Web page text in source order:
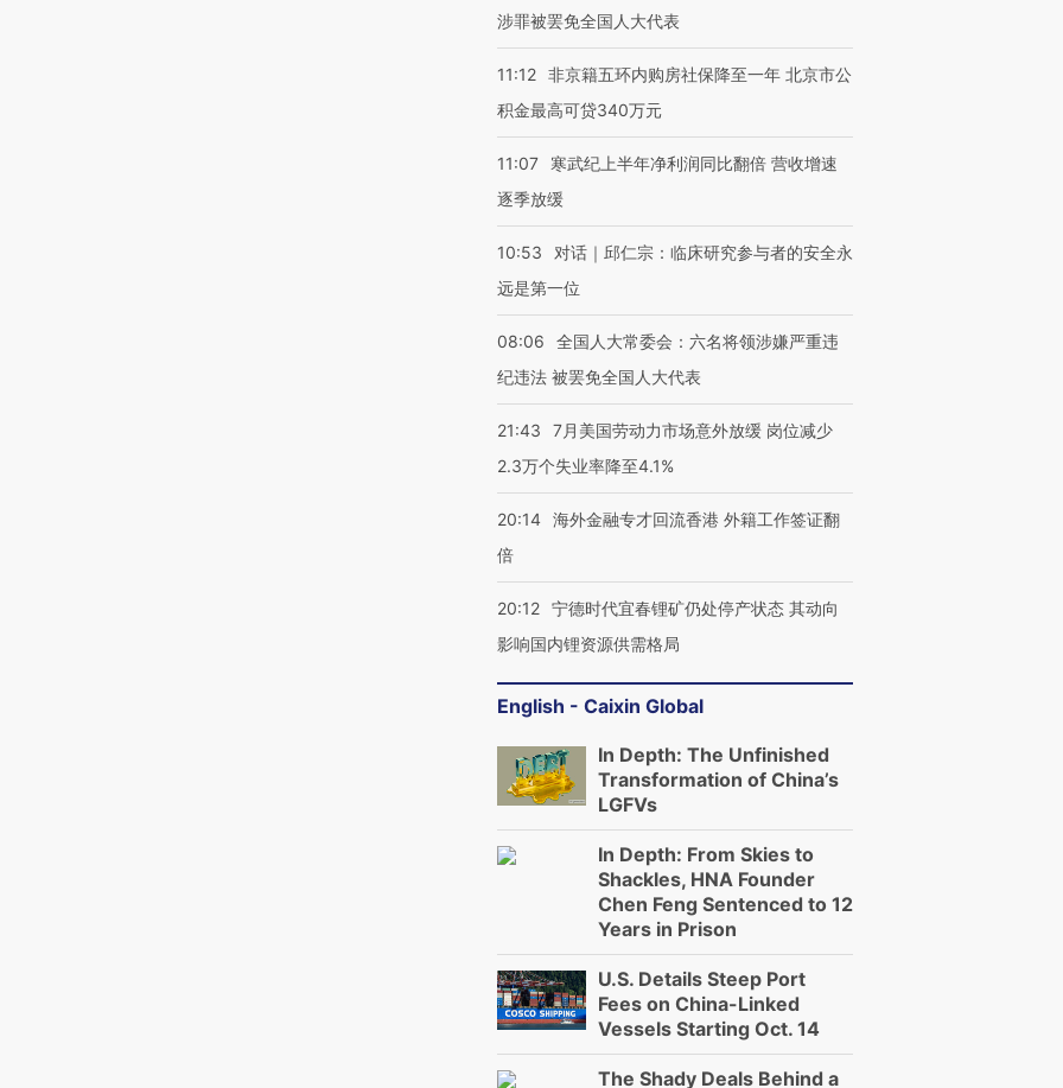
涉罪被罢免全国人大代表
11:12 非京籍五环内购房社保降至一年 北京市公
积金最高可贷340万元
11:07
寒武纪上半年净利润同比翻倍 营收增速
逐季放缓
10:53
对话｜邱仁宗：临床研究参与者的安全永
远是第一位
08:06
全国人大常委会：六名将领涉嫌严重违
纪违法 被罢免全国人大代表
21:43
7月美国劳动力市场意外放缓 岗位减少
2.3万个失业率降至4.1%
20:14 海外金融专才回流香港 外籍工作签证翻
倍
20:12 宁德时代宜春锂矿仍处停产状态 其动向
影响国内锂资源供需格局
English - Caixin Global
In Depth: The Unfinished
Transformation of China’s
LGFVs
In Depth: From Skies to
Shackles, HNA Founder
Chen Feng Sentenced to 12
Years in Prison
U.S. Details Steep Port
Fees on China-Linked
Vessels Starting Oct. 14
The Shady Deals Behind a